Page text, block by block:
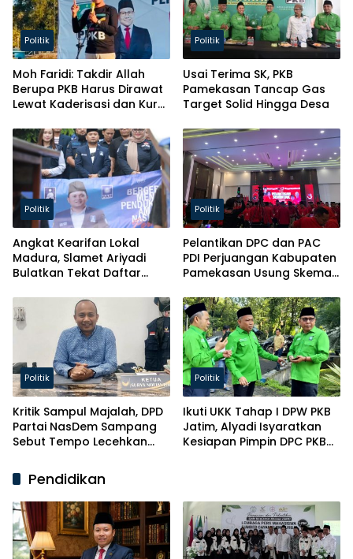
Politik
Moh Faridi: Takdir Allah
Berupa PKB Harus Dirawat
Lewat Kaderisasi dan Kursi
Politik
Usai Terima SK, PKB
Pamekasan Tancap Gas
Target Solid Hingga Desa
Politik
Angkat Kearifan Lokal
Madura, Slamet Ariyadi
Bulatkan Tekat Daftar
Politik
Pelantikan DPC dan PAC
PDI Perjuangan Kabupaten
Pamekasan Usung Skema
Politik
Kritik Sampul Majalah, DPD
Partai NasDem Sampang
Sebut Tempo Lecehkan
Politik
Ikuti UKK Tahap I DPW PKB
Jatim, Alyadi Isyaratkan
Kesiapan Pimpin DPC PKB
Pendidikan